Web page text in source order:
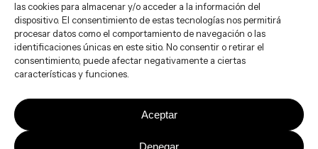
las cookies para almacenar y/o acceder a la información del
dispositivo. El consentimiento de estas tecnologías nos permitirá
procesar datos como el comportamiento de navegación o las
identificaciones únicas en este sitio. No consentir o retirar el
consentimiento, puede afectar negativamente a ciertas
características y funciones.
Aceptar
Denegar